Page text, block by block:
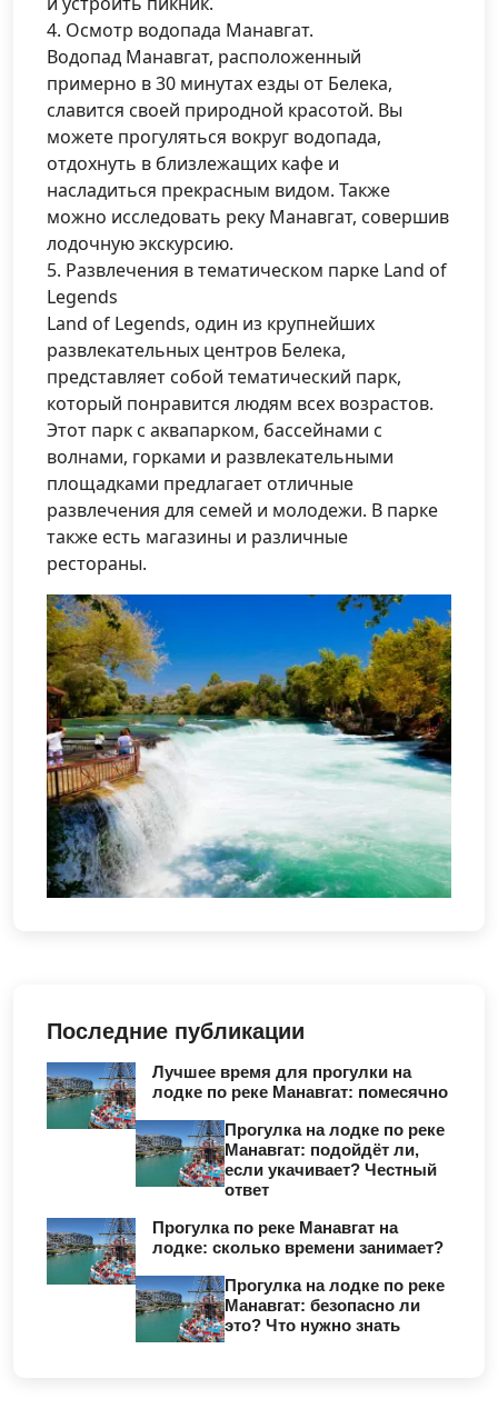
4. Осмотр водопада Манавгат.
Водопад Манавгат, расположенный
примерно в 30 минутах езды от Белека,
славится своей природной красотой. Вы
можете прогуляться вокруг водопада,
отдохнуть в близлежащих кафе и
насладиться прекрасным видом. Также
можно исследовать реку Манавгат, совершив
лодочную экскурсию.
5. Развлечения в тематическом парке Land of
Legends
Land of Legends, один из крупнейших
развлекательных центров Белека,
представляет собой тематический парк,
который понравится людям всех возрастов.
Этот парк с аквапарком, бассейнами с
волнами, горками и развлекательными
площадками предлагает отличные
развлечения для семей и молодежи. В парке
также есть магазины и различные
рестораны.
Последние публикации
Лучшее время для прогулки на
лодке по реке Манавгат: помесячно
Прогулка на лодке по реке
Манавгат: подойдёт ли,
если укачивает? Честный
ответ
Прогулка по реке Манавгат на
лодке: сколько времени занимает?
Прогулка на лодке по реке
Манавгат: безопасно ли
это? Что нужно знать